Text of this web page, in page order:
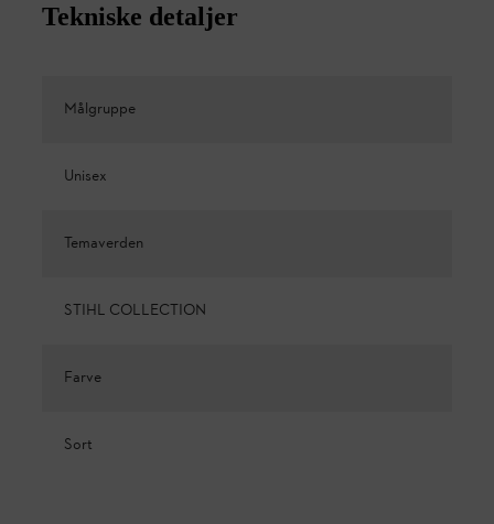
Tekniske detaljer
Målgruppe
Unisex
Temaverden
STIHL COLLECTION
Farve
Sort